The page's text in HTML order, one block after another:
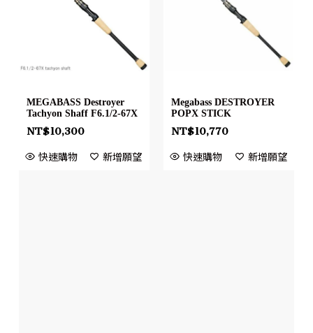
MEGABASS Destroyer
Tachyon Shaff F6.1/2-67X
NT$10,300
快速購物 新增願望
Megabass DESTROYER
POPX STICK
NT$10,770
快速購物 新增願望